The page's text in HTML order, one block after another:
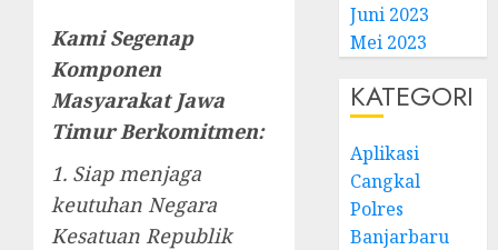
Kami Segenap
Komponen
Masyarakat Jawa
Timur Berkomitmen:
1. Siap menjaga
keutuhan Negara
Kesatuan Republik
Juni 2023
Mei 2023
KATEGORI
Aplikasi
Cangkal
Polres
Banjarbaru